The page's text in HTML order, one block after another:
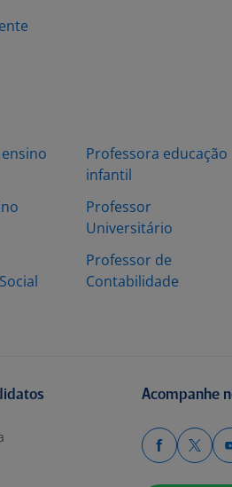
Professora educação
infantil
Professor
Universitário
Professor de
Contabilidade
Acompanhe